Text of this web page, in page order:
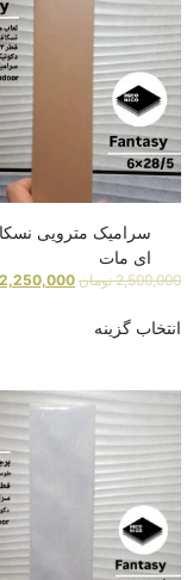
سرامیک مترویی
ای مات
2,500,000 تومان 2,250,000
انتخاب گزینه